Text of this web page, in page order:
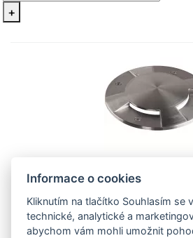
+
BIG PLOT kryt, 4
ocel 316 1001255
Kryt ke svítidlo BIG plot 1001359
Informace o cookies
Kliknutím na tlačítko Souhlasím se
technické, analytické a
abychom vám mohli umožnit